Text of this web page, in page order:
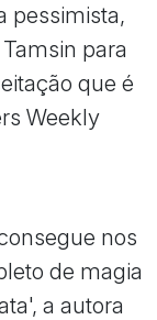
pessimista,
para
que é
Weekly
nos
de magia
a autora